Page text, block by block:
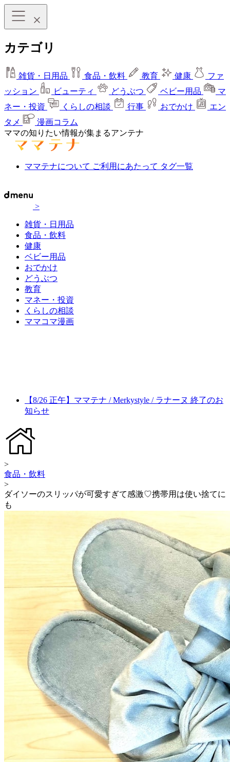
カテゴリ
雑貨・日用品 食品・飲料 教育 健康
ファ
ッション
ビューティ どうぶつ ベビー用品
マ
ネー・投資
くらしの相談 行事 おでかけ
エン
タメ
漫画コラム
ママの知りたい情報が集まるアンテナ
ママテナについて ご利用にあたって タグ一覧
>
雑貨・日用品
食品・飲料
健康
ベビー用品
おでかけ
どうぶつ
教育
マネー・投資
くらしの相談
ママコマ漫画
【8/26 正午】ママテナ / Merkystyle / ラナーヌ 終了のお
知らせ
>
食品・飲料
>
ダイソーのスリッパが可愛すぎて感激♡携帯用は使い捨てに
も